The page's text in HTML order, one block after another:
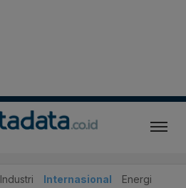
Industri Internasional Energi